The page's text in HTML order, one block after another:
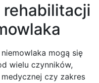
mogą się
wielu czynników,
czy zakres